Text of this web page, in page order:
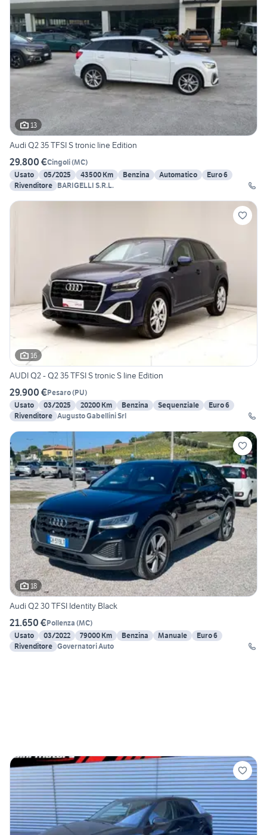
13
Audi Q2 35 TFSI S tronic line Edition
29.800 €Cingoli(MC)
Usato
05/2025 43500 Km Benzina Automatico
Euro 6
Rivenditore BARIGELLI S.R.L.
16
AUDI Q2 - Q2 35 TFSI S tronic S line Edition
29.900 €Pesaro(PU)
Usato
03/2025 20200 Km Benzina Sequenziale
Euro 6
Rivenditore Augusto Gabellini Srl
18
Audi Q2 30 TFSI Identity Black
21.650 €Pollenza (MC)
Usato
03/2022 79000 Km Benzina Manuale
Euro 6
Rivenditore Governatori Auto